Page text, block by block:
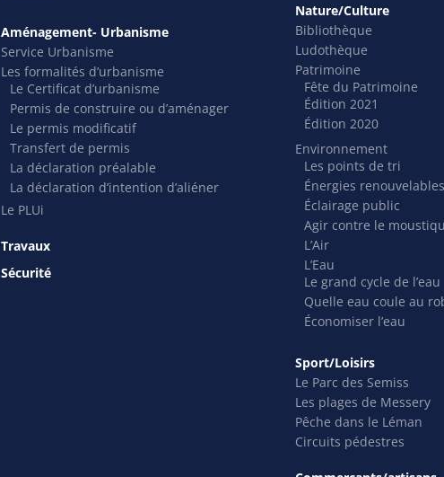
Aménagement- Urbanisme
Service Urbanisme
Les formalités d’urbanisme
Le Certificat d’urbanisme
Permis de construire ou d’aménager
Le permis modificatif
Transfert de permis
La déclaration préalable
La déclaration d’intention d’aliéner
Le PLUi
Travaux
Sécurité
Nature/Culture
Bibliothèque
Ludothèque
Patrimoine
Fête du Patrimoine
Édition 2021
Édition 2020
Environnement
Les points de tri
Énergies renouvelables
Éclairage public
Agir contre le
L’Air
L’Eau
Le grand cycle de l’eau
Quelle eau coule au
Économiser l’eau
Sport/Loisirs
Le Parc des Semiss
Les plages de Messery
Pêche dans le Léman
Circuits pédestres